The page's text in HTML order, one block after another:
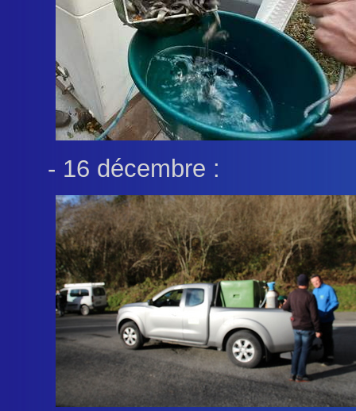
- 16 décembre :